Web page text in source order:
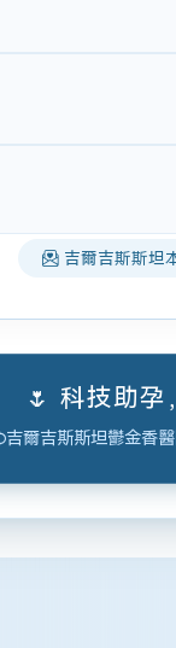
吉爾吉斯斯坦
🌷 科技助孕
吉爾吉斯斯坦鬱金香